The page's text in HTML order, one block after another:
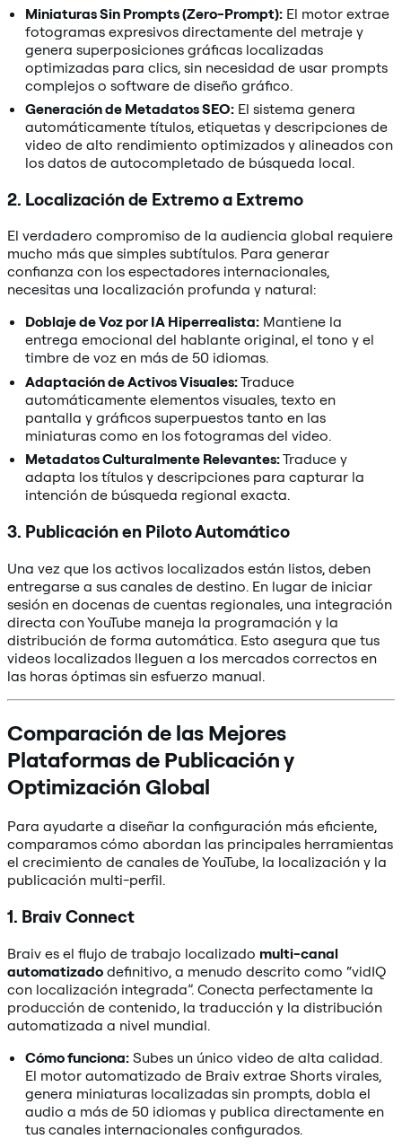
Miniaturas Sin Prompts (Zero-Prompt): El motor extrae
fotogramas expresivos directamente del metraje y
genera superposiciones gráficas localizadas
optimizadas para clics, sin necesidad de usar prompts
complejos o software de diseño gráfico.
Generación de Metadatos SEO: El sistema genera
automáticamente títulos, etiquetas y descripciones de
video de alto rendimiento optimizados y alineados con
los datos de autocompletado de búsqueda local.
2. Localización de Extremo a Extremo
El verdadero compromiso de la audiencia global requiere
mucho más que simples subtítulos. Para generar
confianza con los espectadores internacionales,
necesitas una localización profunda y natural:
Doblaje de Voz por IA Hiperrealista: Mantiene la
entrega emocional del hablante original, el tono y el
timbre de voz en más de 50 idiomas.
Adaptación de Activos Visuales:Traduce
automáticamente elementos visuales, texto en
pantalla y gráficos superpuestos tanto en las
miniaturas como en los fotogramas del video.
Metadatos Culturalmente Relevantes:Traduce y
adapta los títulos y descripciones para capturar la
intención de búsqueda regional exacta.
3. Publicación en Piloto Automático
Una vez que los activos localizados están listos, deben
entregarse a sus canales de destino. En lugar de iniciar
sesión en docenas de cuentas regionales, una integración
directa con YouTube maneja la programación y la
distribución de forma automática. Esto asegura que tus
videos localizados lleguen a los mercados correctos en
las horas óptimas sin esfuerzo manual.
Comparación de las Mejores
Plataformas de Publicación y
Optimización Global
Para ayudarte a diseñar la configuración más eficiente,
comparamos cómo abordan las principales herramientas
el crecimiento de canales de YouTube, la localización y la
publicación multi-perfil.
1. Braiv Connect
Braiv es el flujo de trabajo localizado multi-canal
automatizado definitivo, a menudo descrito como “vidIQ
con localización integrada”. Conecta perfectamente la
producción de contenido, la traducción y la distribución
automatizada a nivel mundial.
Cómo funciona: Subes un único video de alta calidad.
El motor automatizado de Braiv extrae Shorts virales,
genera miniaturas localizadas sin prompts, dobla el
audio a más de 50 idiomas y publica directamente en
tus canales internacionales configurados.